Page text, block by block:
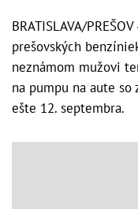
BRATISLAVA/
prešovských
neznámom mužovi
na pumpu na aute so
ešte 12. septembra.